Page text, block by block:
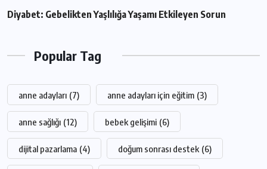
Diyabet: Gebelikten Yaşlılığa Yaşamı Etkileyen Sorun
Popular Tag
anne adayları (7) anne adayları için eğitim (3)
anne sağlığı (12) bebek gelişimi (6)
dijital pazarlama (4) doğum sonrası destek (6)